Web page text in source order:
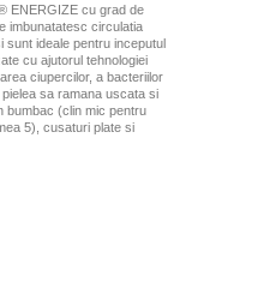
ENERGIZE cu grad de
imbunatatesc circulatia
sunt ideale pentru inceputul
cu ajutorul tehnologiei
ciupercilor, a bacteriilor
sa ramana uscata si
bumbac (clin mic pentru
5), cusaturi plate si